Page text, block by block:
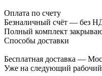
Оплата по счету
Безналичный счёт — без
Полный комплект
Способы доставки
Бесплатная доставка —
Уже на следующий